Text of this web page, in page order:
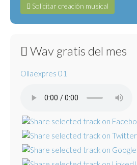
Solicitar creación musical
Wav gratis del mes
Ollaexpres 01